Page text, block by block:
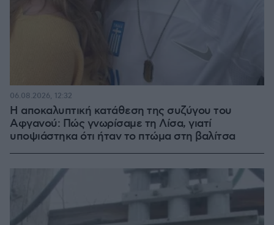
Η αποκαλυπτική κατάθεση της συζύγου του
Αφγανού: Πώς γνωρίσαμε τη Λίσα, γιατί
υποψιάστηκα ότι ήταν το πτώμα στη βαλίτσα
06.08.2026, 12:32